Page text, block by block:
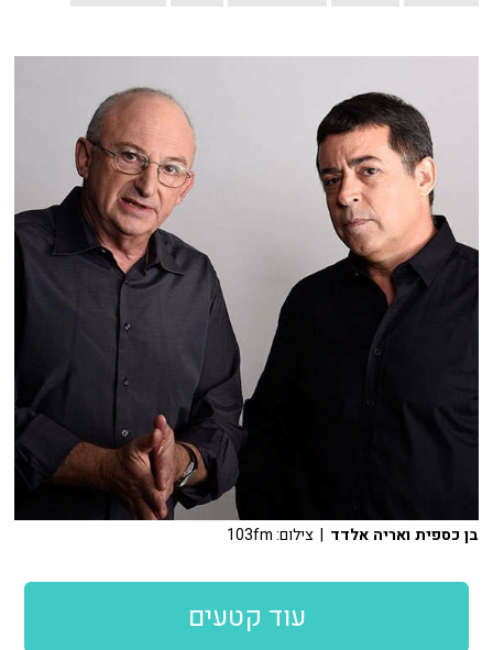
בן כספית ואריה אלדד | צילום: 103fm
עוד קטעים